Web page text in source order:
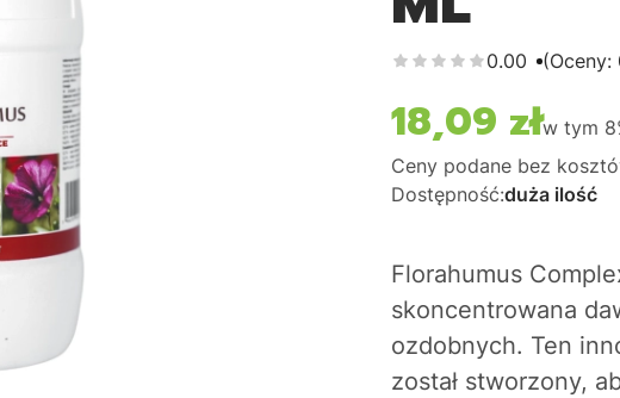
0.00 (Oceny:
Cena
18,09 złw tym
Ceny podane bez
Dostępność:duża ilość
Florahumus
skoncentrowana
ozdobnych. Ten
został stworzony,